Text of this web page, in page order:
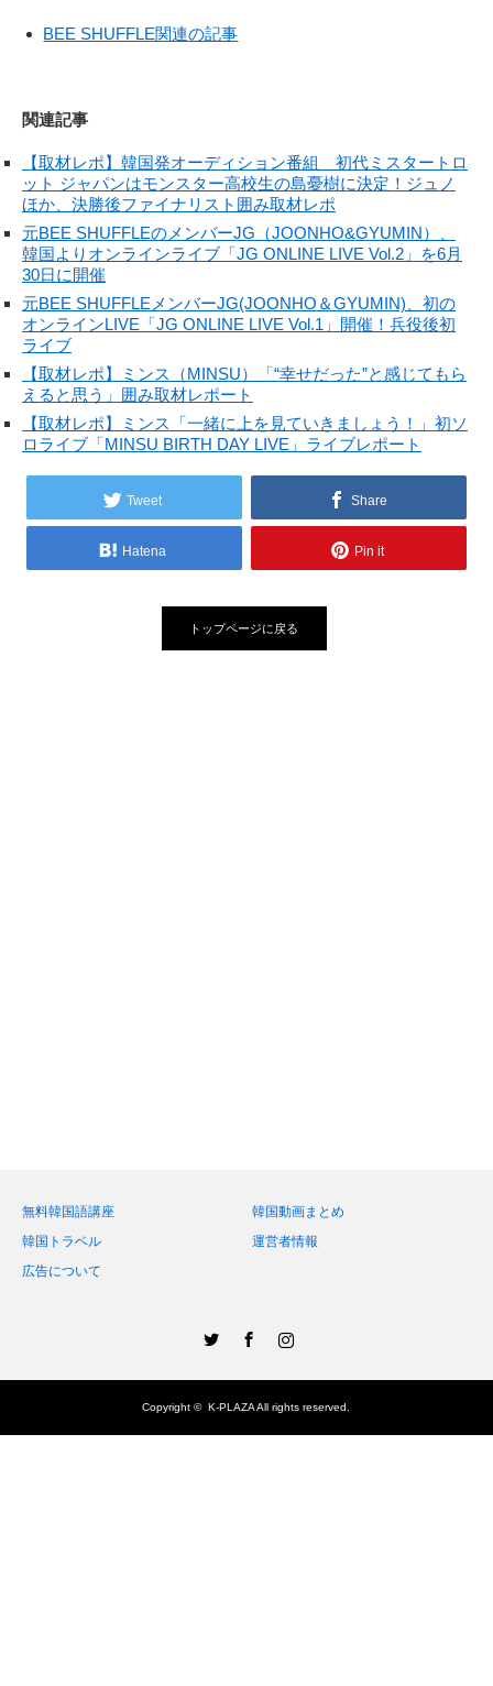
BEE SHUFFLE関連の記事
関連記事
【取材レポ】韓国発オーディション番組 初代ミスタートロ
ット ジャパンはモンスター高校生の島憂樹に決定！ジュノ
ほか、決勝後ファイナリスト囲み取材レポ
元BEE SHUFFLEのメンバーJG（JOONHO&GYUMIN）、
韓国よりオンラインライブ「JG ONLINE LIVE Vol.2」を6月
30日に開催
元BEE SHUFFLEメンバーJG(JOONHO＆GYUMIN)、初の
オンラインLIVE「JG ONLINE LIVE Vol.1」開催！兵役後初
ライブ
【取材レポ】ミンス（MINSU）「“幸せだった”と感じてもら
えると思う」囲み取材レポート
【取材レポ】ミンス「一緒に上を見ていきましょう！」初ソ
ロライブ「MINSU BIRTH DAY LIVE」ライブレポート
Tweet Share
Hatena Pin it
トップページに戻る
無料韓国語講座
韓国動画まとめ
韓国トラベル
運営者情報
広告について
Instagram
Copyright © K-PLAZAAll rights reserved.